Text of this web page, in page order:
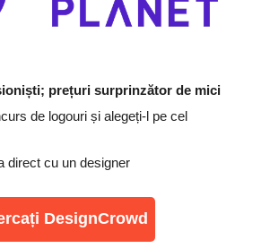
prețuri surprinzător de mici
de logouri și alegeți-l pe cel
direct cu un designer
DesignCrowd